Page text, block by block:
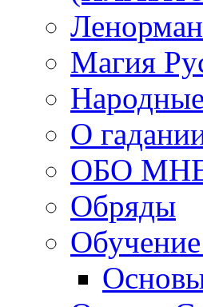
Ленорман
Магия
О
ОБО
Обряды